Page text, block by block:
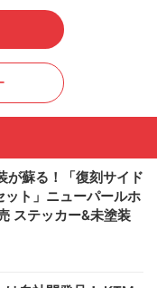
が蘇る！「復刻サイド
ト」ニューパールホ
ステッカー&未塗装